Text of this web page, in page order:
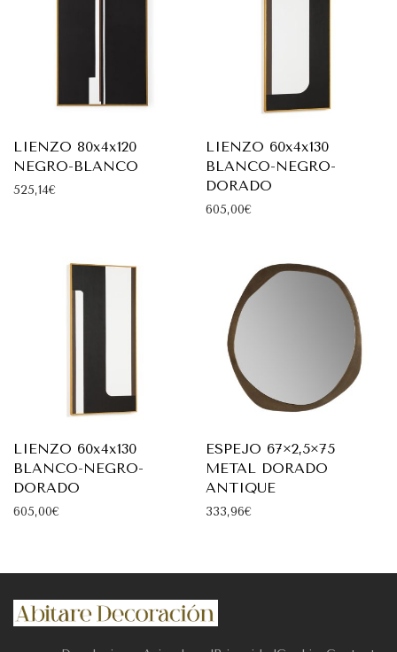
LIENZO 80x4x120
NEGRO-BLANCO
525,14€
LIENZO 60x4x130
BLANCO-NEGRO-
DORADO
605,00€
LIENZO 60x4x130
BLANCO-NEGRO-
DORADO
605,00€
ESPEJO 67×2,5×75
METAL DORADO
ANTIQUE
333,96€